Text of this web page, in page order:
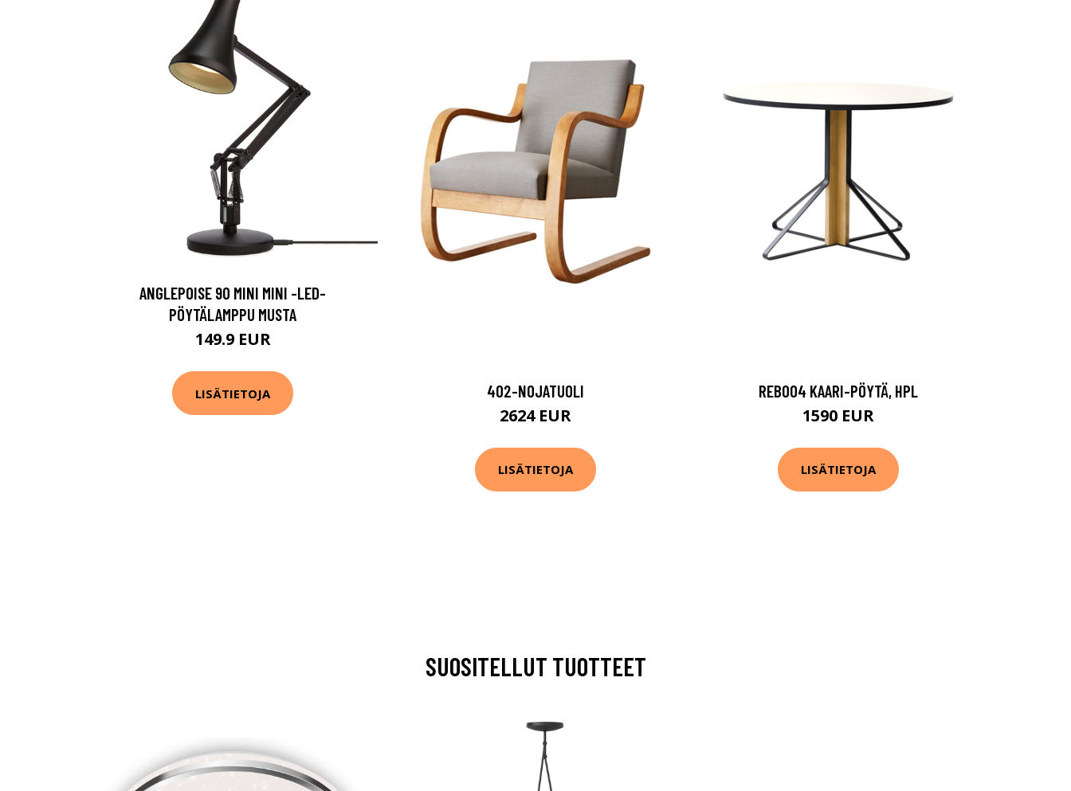
ANGLEPOISE 90 MINI MINI -LED-
PÖYTÄLAMPPU MUSTA
149.9 EUR
LISÄTIETOJA 402-NOJATUOLI
2624 EUR
LISÄTIETOJA
REB004 KAARI-PÖYTÄ, HPL
1590 EUR
LISÄTIETOJA
SUOSITELLUT TUOTTEET